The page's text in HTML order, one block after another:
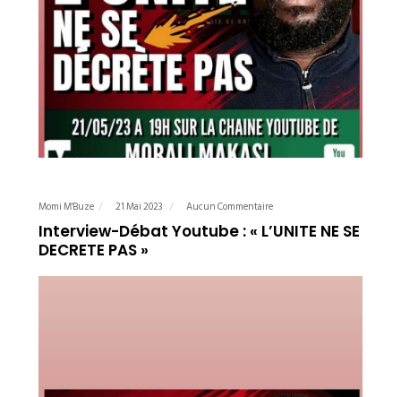
Momi M'Buze 21 Mai 2023 Aucun Commentaire
Interview-Débat Youtube : « L’UNITE NE SE
DECRETE PAS »